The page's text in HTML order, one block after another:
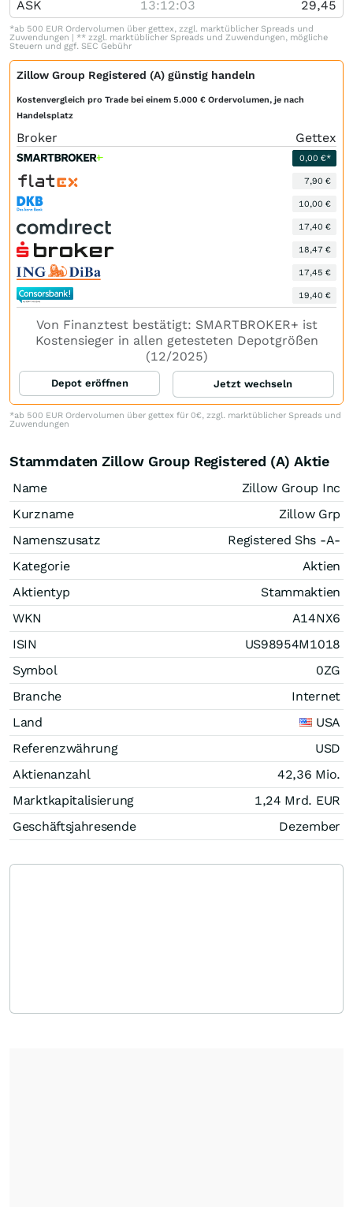
ASK 13:12:03 29,45
*ab 500 EUR Ordervolumen über gettex, zzgl. marktüblicher Spreads und
Zuwendungen | ** zzgl. marktüblicher Spreads und Zuwendungen, mögliche
Steuern und ggf. SEC Gebühr
Zillow Group Registered (A) günstig handeln
Kostenvergleich pro Trade bei einem 5.000 € Ordervolumen, je nach
Handelsplatz
Broker Gettex
0,00 €*
7,90 €
10,00 €
17,40 €
18,47 €
17,45 €
19,40 €
Von Finanztest bestätigt: SMARTBROKER+ ist
Kostensieger in allen getesteten Depotgrößen
(12/2025)
Depot eröffnen Jetzt wechseln
*ab 500 EUR Ordervolumen über gettex für 0€, zzgl. marktüblicher Spreads und
Zuwendungen
Stammdaten Zillow Group Registered (A) Aktie
Name
Zillow Group Inc
Kurzname
Zillow Grp
Namenszusatz
Registered Shs -A-
Kategorie
Aktien
Aktientyp
Stammaktien
WKN
A14NX6
ISIN
US98954M1018
Symbol
0ZG
Branche
Internet
Land
USA
Referenzwährung
USD
Aktienanzahl
42,36 Mio.
Marktkapitalisierung
1,24 Mrd. EUR
Geschäftsjahresende
Dezember